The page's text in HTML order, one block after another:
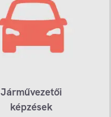
Járművezetői
képzések